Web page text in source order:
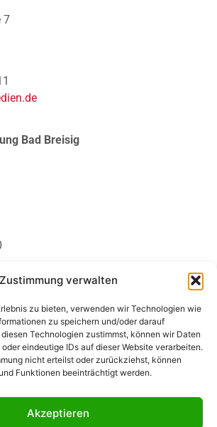
Zustimmung verwalten
zu bieten, verwenden wir Technologien wie
zu speichern und/oder darauf
Technologien zustimmst, können wir Daten
eindeutige IDs auf dieser Website verarbeiten.
nicht erteilst oder zurückziehst, können
Funktionen beeinträchtigt werden.
Akzeptieren
7
Bad Breisig